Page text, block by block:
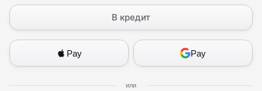
В кредит
Pay Pay